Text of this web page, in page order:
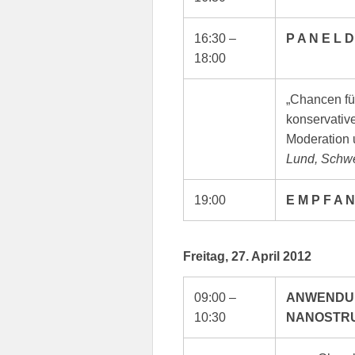
16:30 –
18:00
P A N E L
„Chancen
Lund,
19:00 E M P F A
Freitag, 27. April 2012
09:00 –
10:30